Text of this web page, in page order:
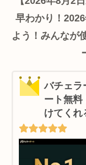
早わかり！
よう！みんなが
バチェラ
ート無料
けてくれ